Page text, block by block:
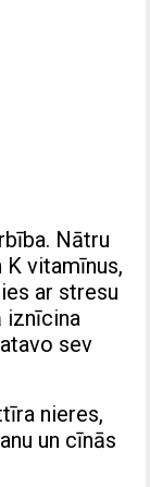
Nātru
K vitamīnus,
ar stresu
iznīcina
sev
nieres,
un cīnās